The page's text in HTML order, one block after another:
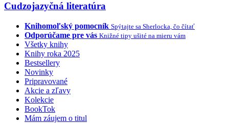
Cudzojazyčná literatúra
Knihomoľský pomocník Spýtajte sa Sherlocka, čo čítať
Odporúčame pre vás Knižné tipy ušité na mieru vám
Všetky knihy
Knihy roka 2025
Bestsellery
Novinky
Pripravované
Akcie a zľavy
Kolekcie
BookTok
Mám záujem o titul